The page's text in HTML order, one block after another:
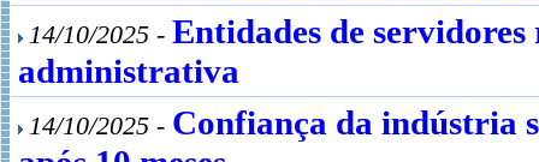
14/10/2025 - Entidades de
administrativa
14/10/2025 - Confiança da indústria